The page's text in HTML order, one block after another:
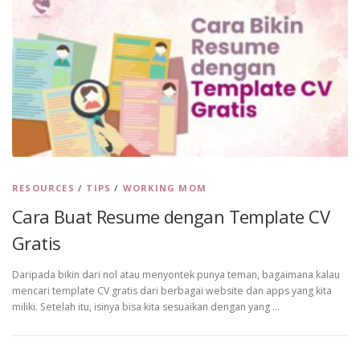
RESOURCES / TIPS / WORKING MOM
Cara Buat Resume dengan Template CV
Gratis
Daripada bikin dari nol atau menyontek punya teman, bagaimana kalau
mencari template CV gratis dari berbagai website dan apps yang kita
miliki. Setelah itu, isinya bisa kita sesuaikan dengan yang …